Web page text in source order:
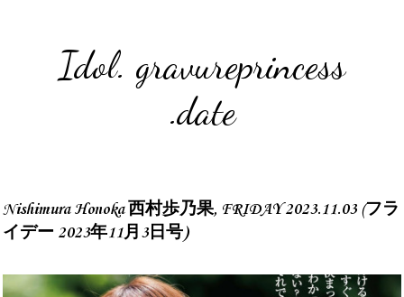
Idol. gravureprincess
.date
Nishimura Honoka 西村歩乃果, FRIDAY 2023.11.03 (フラ
イデー 2023年11月3日号)